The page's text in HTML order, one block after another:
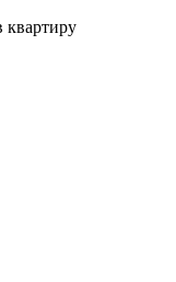
квартиру